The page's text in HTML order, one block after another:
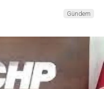
Gündem